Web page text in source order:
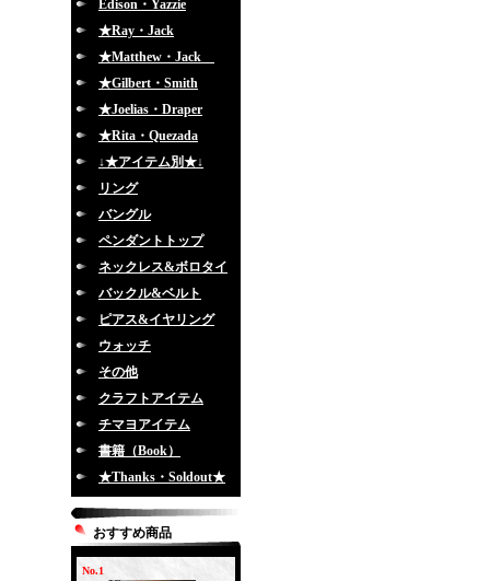
Edison・Yazzie
★Ray・Jack
★Matthew・Jack
★Gilbert・Smith
★Joelias・Draper
★Rita・Quezada
↓★アイテム別★↓
リング
バングル
ペンダントトップ
ネックレス&ボロタイ
バックル&ベルト
ピアス&イヤリング
ウォッチ
その他
クラフトアイテム
チマヨアイテム
書籍（Book）
★Thanks・Soldout★
おすすめ商品
No.1